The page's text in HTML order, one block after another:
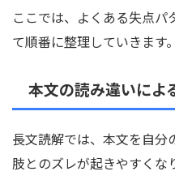
ここでは、よくある失点パ
て順番に整理していきます。
本文の読み違いによ
長文読解では、本文を自分
肢とのズレが起きやすくな